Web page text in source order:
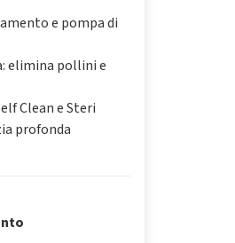
e pompa di
elimina pollini e
Clean e Steri
profonda